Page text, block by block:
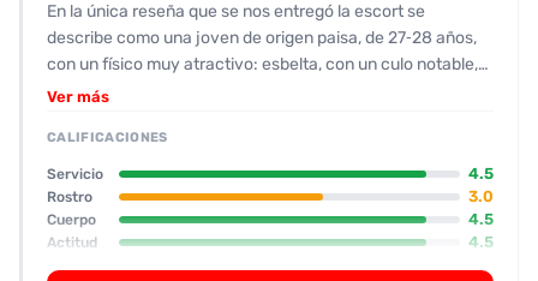
En la única reseña que se nos entregó la escort se
describe como una joven de origen paisa, de 27‑28 años,
con un físico muy atractivo: esbelta, con un culo notable,
piernas suaves y tetas operadas que se destacan. Se la
mencionando una nariz “peculiar” y brackets que le quitan
un poco el brillo. La experiencia se realizó en la casa
amarilla de Teusaquillo, en un cuarto amplio con baño. El
cliente la encontró muy sexi y muy preparada: llegó en
lencería y “inspiraba sexo” desde el primer momento. Se
destaca su habilidad para los besos con lengua, el buen
Ver más
CALIFICACIONES
Servicio 4.5
Rostro 3.0
Cuerpo 4.5
Actitud 4.5